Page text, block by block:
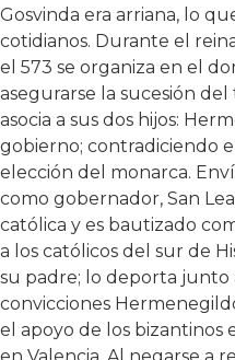
Gosvinda era arriana, lo
cotidianos. Durante el
el 573 se organiza en el
asegurarse la sucesión
asocia a sus dos hijos:
gobierno; contradiciendo
elección del monarca.
como gobernador, San
católica y es bautizado
a los católicos del sur de
su padre; lo deporta junto
convicciones
el apoyo de los bizantinos